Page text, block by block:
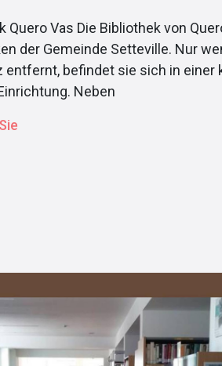
Quero Vas Die Bibliothek von
der Gemeinde Setteville. Nur
entfernt, befindet sie sich in einer
Neben